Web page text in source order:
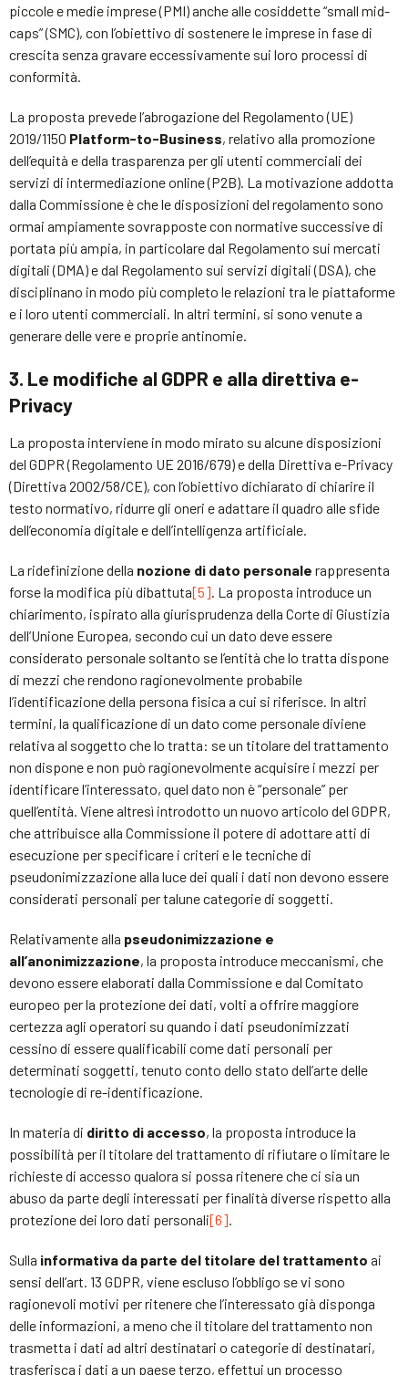
piccole e medie imprese (PMI) anche alle cosiddette “small mid-
caps” (SMC), con l’obiettivo di sostenere le imprese in fase di
crescita senza gravare eccessivamente sui loro processi di
conformità.
La proposta prevede l’abrogazione del Regolamento (UE)
2019/1150 Platform-to-Business, relativo alla promozione
dell’equità e della trasparenza per gli utenti commerciali dei
servizi di intermediazione online (P2B). La motivazione addotta
dalla Commissione è che le disposizioni del regolamento sono
ormai ampiamente sovrapposte con normative successive di
portata più ampia, in particolare dal Regolamento sui mercati
digitali (DMA) e dal Regolamento sui servizi digitali (DSA), che
disciplinano in modo più completo le relazioni tra le piattaforme
e i loro utenti commerciali. In altri termini, si sono venute a
generare delle vere e proprie antinomie.
3. Le modifiche al GDPR e alla direttiva e-
Privacy
La proposta interviene in modo mirato su alcune disposizioni
del GDPR (Regolamento UE 2016/679) e della Direttiva e-Privacy
(Direttiva 2002/58/CE), con l’obiettivo dichiarato di chiarire il
testo normativo, ridurre gli oneri e adattare il quadro alle sfide
dell’economia digitale e dell’intelligenza artificiale.
La ridefinizione della nozione di dato personale rappresenta
forse la modifica più dibattuta[5] . La proposta introduce un
chiarimento, ispirato alla giurisprudenza della Corte di Giustizia
dell’Unione Europea, secondo cui un dato deve essere
considerato personale soltanto se l’entità che lo tratta dispone
di mezzi che rendono ragionevolmente probabile
l’identificazione della persona fisica a cui si riferisce. In altri
termini, la qualificazione di un dato come personale diviene
relativa al soggetto che lo tratta: se un titolare del trattamento
non dispone e non può ragionevolmente acquisire i mezzi per
identificare l’interessato, quel dato non è “personale” per
quell’entità. Viene altresì introdotto un nuovo articolo del GDPR,
che attribuisce alla Commissione il potere di adottare atti di
esecuzione per specificare i criteri e le tecniche di
pseudonimizzazione alla luce dei quali i dati non devono essere
considerati personali per talune categorie di soggetti.
Relativamente alla pseudonimizzazione e
all’anonimizzazione, la proposta introduce meccanismi, che
devono essere elaborati dalla Commissione e dal Comitato
europeo per la protezione dei dati, volti a offrire maggiore
certezza agli operatori su quando i dati pseudonimizzati
cessino di essere qualificabili come dati personali per
determinati soggetti, tenuto conto dello stato dell’arte delle
tecnologie di re-identificazione.
In materia di diritto di accesso, la proposta introduce la
possibilità per il titolare del trattamento di rifiutare o limitare le
richieste di accesso qualora si possa ritenere che ci sia un
abuso da parte degli interessati per finalità diverse rispetto alla
protezione dei loro dati personali[6]
Sulla informativa da parte del titolare del trattamento ai
sensi dell’art. 13 GDPR, viene escluso l’obbligo se vi sono
ragionevoli motivi per ritenere che l’interessato già disponga
delle informazioni, a meno che il titolare del trattamento non
trasmetta i dati ad altri destinatari o categorie di destinatari,
trasferisca i dati a un paese terzo, effettui un processo